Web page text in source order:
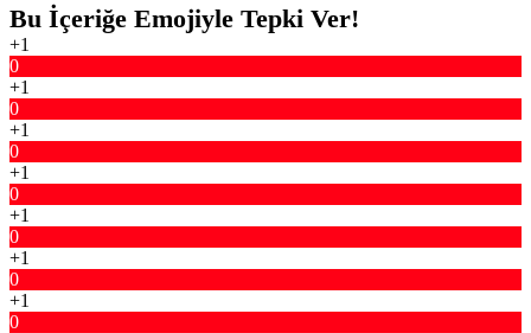
Bu İçeriğe Emojiyle Tepki Ver!
+1
0
+1
0
+1
0
+1
0
+1
0
+1
0
+1
0